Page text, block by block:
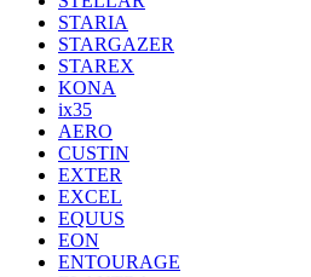
STARIA
STARGAZER
STAREX
KONA
ix35
AERO
CUSTIN
EXTER
EXCEL
EQUUS
EON
ENTOURAGE